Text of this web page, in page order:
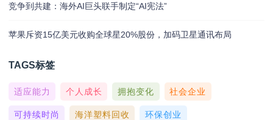
竞争到共建：海外AI巨头联手制定“AI宪法”
苹果斥资15亿美元收购全球星20%股份，加码卫星通讯布局
TAGS标签
适应能力 个人成长 拥抱变化 社会企业
可持续时尚 海洋塑料回收 环保创业